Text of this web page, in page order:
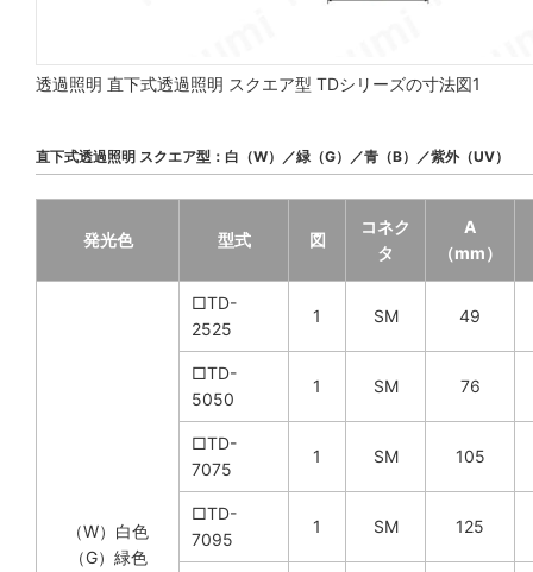
透過照明 直下式透過照明 スクエア型 TDシリーズの寸法図1
直下式透過照明 スクエア型：白（W）／緑（G）／青（B）／紫外（UV）
発光色 型式 図
コネク
タ
A
（mm）
（W）白色
（G）緑色
□TD-
2525
1 SM 49
□TD-
5050
1 SM 76
□TD-
7075
1 SM 105
□TD-
7095
1 SM 125